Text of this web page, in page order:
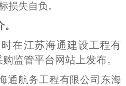
损失自负。
在江苏海通建设工程有
监管平台网站上发布。
通航务工程有限公司东海